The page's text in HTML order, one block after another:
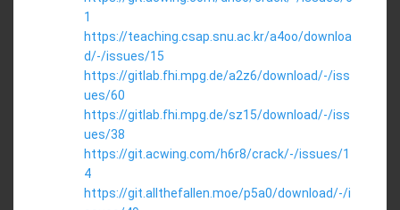
1
https://teaching.csap.snu.ac.kr/a4oo/downloa
d/-/issues/15
https://gitlab.fhi.mpg.de/a2z6/download/-/iss
ues/60
https://gitlab.fhi.mpg.de/sz15/download/-/iss
ues/38
https://git.acwing.com/h6r8/crack/-/issues/1
4
https://git.allthefallen.moe/p5a0/download/-/i